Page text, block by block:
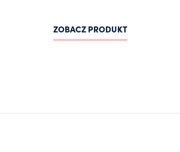
ZOBACZ PRODUKT